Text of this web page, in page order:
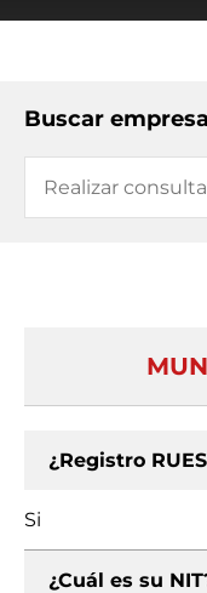
Buscar empresa
¿Registro
Si
¿Cuál es su